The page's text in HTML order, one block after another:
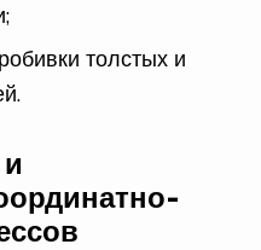
толстых и